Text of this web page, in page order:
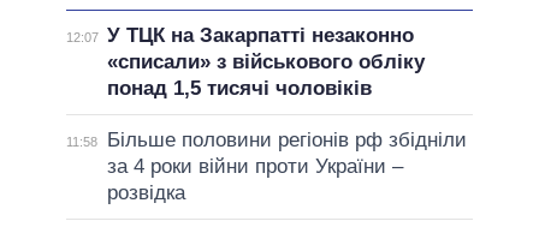
12:07 У ТЦК на Закарпатті незаконно
«списали» з військового обліку
понад 1,5 тисячі чоловіків
11:58
Більше половини регіонів рф збідніли
за 4 роки війни проти України –
розвідка